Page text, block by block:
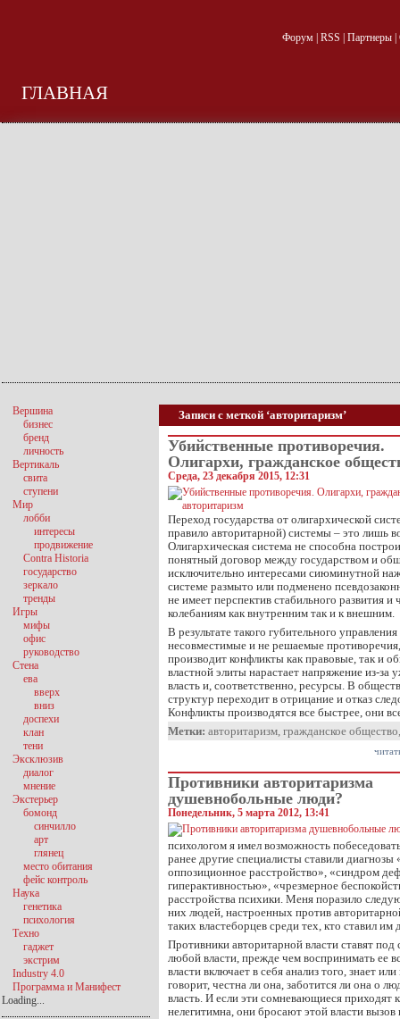
Форум| RSS Партнеры|
ГЛАВНАЯ
Записи с меткой ‘авторитаризм’
Убийственные противоречия.
Олигархи, гражданское
Среда, 23 декабря 2015, 12:31
Переход государства от олигархической
правило авторитарной) системы – это лишь
Олигархическая система не способна
понятный договор между государством и
исключительно интересами сиюминутной
системе размыто или подменено
не имеет перспектив стабильного развития
колебаниям как внутренним так и к внешним.
В результате такого губительного
несовместимые и не решаемые противоречия,
производит конфликты как правовые, так и
властной элиты нарастает напряжение из-
власть и, соответственно, ресурсы. В
структур переходит в отрицание и отказ
Конфликты производятся все быстрее, они
Метки: авторитаризм, гражданское общество
Противники авторитаризма
душевнобольные люди?
Понедельник, 5 марта 2012, 13:41
психологом я имел возможность
ранее другие специалисты ставили
оппозиционное расстройство», «синдром
гиперактивностью», «чрезмерное
расстройства психики. Меня поразило
них людей, настроенных против
таких властеборцев среди тех, кто ставил им
Противники авторитарной власти ставят под
любой власти, прежде чем воспринимать ее
власти включает в себя анализ того, знает
говорит, честна ли она, заботится ли она о
власть. И если эти сомневающиеся приходят
нелегитимна, они бросают этой власти
Вершина
бизнес
бренд
личность
Вертикаль
свита
ступени
Мир
лобби
интересы
продвижение
Contra Historia
государство
зеркало
тренды
Игры
мифы
офис
руководство
Стена
ева
вверх
вниз
доспехи
клан
тени
Эксклюзив
диалог
мнение
Экстерьер
бомонд
синчилло
арт
глянец
место обитания
фейс контроль
Наука
генетика
психология
Техно
гаджет
экстрим
Industry 4.0
Программа и Манифест
Loading...